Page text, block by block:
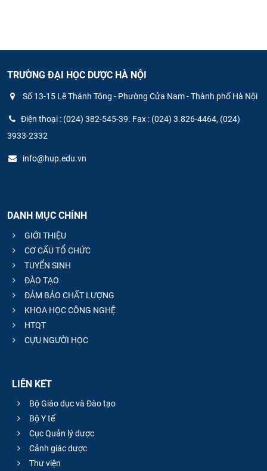
TRƯỜNG ĐẠI HỌC DƯỢC HÀ NỘI
Số 13-15 Lê Thánh Tông - Phường Cửa Nam - Thành phố Hà Nội
Điện thoại : (024) 382-545-39. Fax : (024) 3.826-4464, (024)
3933-2332
info@hup.edu.vn
DANH MỤC CHÍNH
GIỚI THIỆU
CƠ CẤU TỔ CHỨC
TUYỂN SINH
ĐÀO TẠO
ĐẢM BẢO CHẤT LƯỢNG
KHOA HỌC CÔNG NGHỆ
HTQT
CỰU NGƯỜI HỌC
LIÊN KẾT
Bộ Giáo dục và Đào tạo
Bộ Y tế
Cục Quản lý dược
Cảnh giác dược
Thư viện